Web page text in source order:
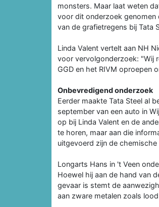
monsters. Maar laat weten
voor dit onderzoek genomen
van de grafietregens bij Tata
Linda Valent vertelt aan NH
voor vervolgonderzoek: "Wij
GGD en het RIVM oproepen
Onbevredigend onderzoek
Eerder maakte Tata Steel al
september van een auto in
op bij Linda Valent en de
te horen, maar aan die
uitgevoerd zijn de
Longarts Hans in 't Veen
Hoewel hij aan de hand van
gevaar is stemt de
aan zware metalen zoals